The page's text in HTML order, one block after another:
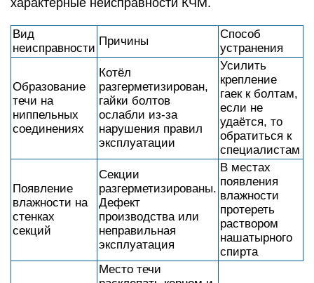
характерные неисправности КЧМ.
Вид
неисправности
Причины
Способ
устранения
Образование
течи на
ниппельных
соединениях
Котёл
разгерметизирован,
гайки болтов
ослабли из-за
нарушения правил
эксплуатации
Усилить
крепление
гаек к болтам,
если не
удаётся, то
обратиться к
специалистам
Появление
влажности на
стенках
секций
Секции
разгерметизированы.
Дефект
производства или
неправильная
эксплуатация
В местах
появления
влажности
протереть
раствором
нашатырного
спирта
Место течи